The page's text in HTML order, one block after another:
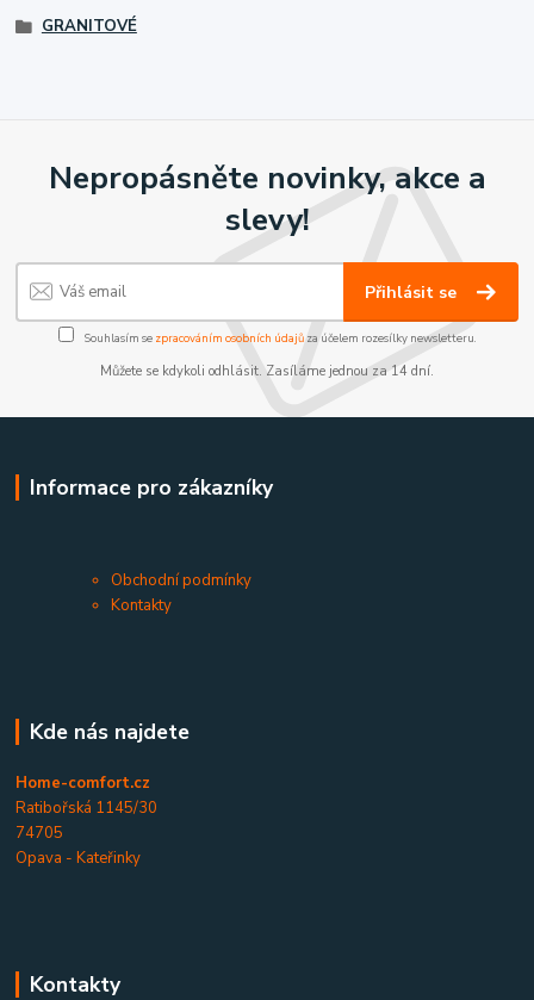
GRANITOVÉ
Nepropásněte novinky, akce a
slevy!
Přihlásit se
Souhlasím se zpracováním osobních údajůza účelem rozesílky newsletteru.
Můžete se kdykoli odhlásit. Zasíláme jednou za 14 dní.
Informace pro zákazníky
Obchodní podmínky
Kontakty
Kde nás najdete
Home-comfort.cz
Ratibořská 1145/30
74705
Opava - Kateřinky
Kontakty